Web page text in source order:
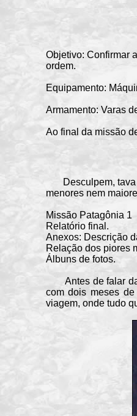
Objetivo: Confirmar
ordem.
Equipamento:
Armamento: Varas
Ao final da missão
Desculpem, tava
menores nem
Missão Patagônia 1
Relatório final.
Anexos: Descrição
Relação dos piores
Álbuns de fotos.
Antes de falar da
com dois meses de
viagem, onde tudo